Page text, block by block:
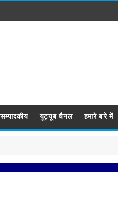
सम्पादकीय यूट्यूब चैनल हमारे बारे में